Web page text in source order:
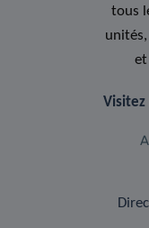
tous
et
Visitez